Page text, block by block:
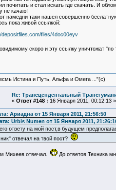
почитать и стал искать где скачать. И
не качаю!
намедни таки нашел совершенно
пока живой сcылкой:
depositfiles.com/files/4doc00eyv
скоро и эту ссылку уничтожат
Истина и Путь, Альфа и Омега ..."(с)
Re: Трансцендентальный
« Ответ #148 : 16 Января 2011, 00:12:13 »
Ариадна от 15 Января 2011, 21:56:50
Urbis Numen от 15 Января 2011,
ответу на мой пост,в будущем
отвечал на твой пост?
Михеев отвечал. До ответов Техника